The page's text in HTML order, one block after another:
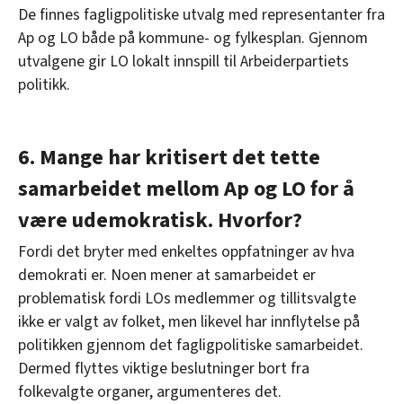
De finnes fagligpolitiske utvalg med representanter fra
Ap og LO både på kommune- og fylkesplan. Gjennom
utvalgene gir LO lokalt innspill til Arbeiderpartiets
politikk.
6. Mange har kritisert det tette
samarbeidet mellom Ap og LO for å
være udemokratisk. Hvorfor?
Fordi det bryter med enkeltes oppfatninger av hva
demokrati er. Noen mener at samarbeidet er
problematisk fordi LOs medlemmer og tillitsvalgte
ikke er valgt av folket, men likevel har innflytelse på
politikken gjennom det fagligpolitiske samarbeidet.
Dermed flyttes viktige beslutninger bort fra
folkevalgte organer, argumenteres det.